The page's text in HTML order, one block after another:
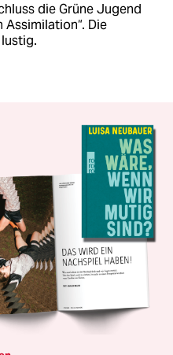
die Grüne Jugend
Assimilation“. Die